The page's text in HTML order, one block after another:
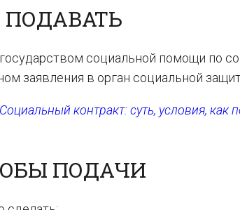
ПОДАВАТЬ
социальной помощи по
заявления в орган социальной
Социальный контракт: суть, условия, как
ПОДАЧИ